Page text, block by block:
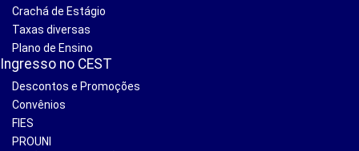
Crachá de Estágio
Taxas diversas
Plano de Ensino
Ingresso no CEST
Descontos e Promoções
Convênios
FIES
PROUNI